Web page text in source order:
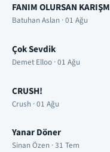
FANIM OLURSAN
Batuhan Aslan · 01 Ağu
Çok Sevdik
Demet Elloo · 01 Ağu
CRUSH!
Crush · 01 Ağu
Yanar Döner
Sinan Özen · 31 Tem